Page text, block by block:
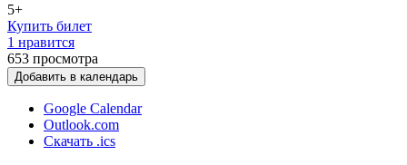
5+
Купить билет
1 нравится
653 просмотра
Добавить в календарь
Google Calendar
Outlook.com
Скачать .ics